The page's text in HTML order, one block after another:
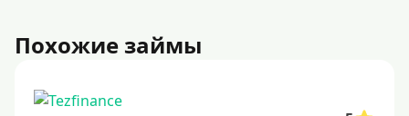
Похожие займы